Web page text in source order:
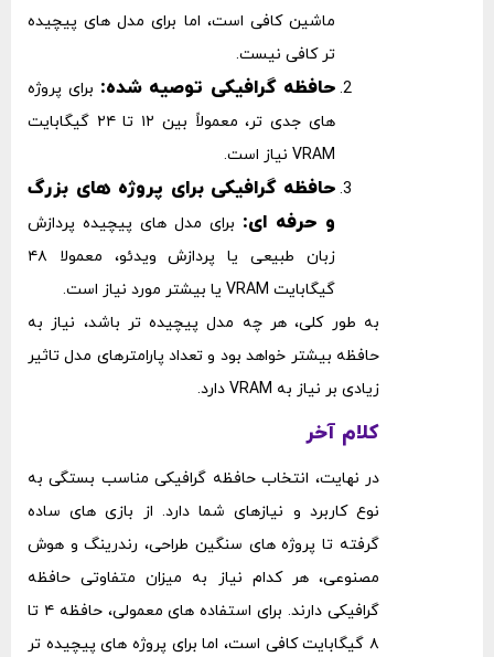
ماشین کافی است، اما برای مدل‌ های پیچیده
‌تر کافی نیست.
حافظه گرافیکی توصیه شده: برای پروژه‌
های جدی ‌تر، معمولاً بین ۱۲ تا ۲۴ گیگابایت
VRAM نیاز است.
حافظه گرافیکی برای پروژه ‌های بزرگ
و حرفه ‌ای: برای مدل ‌های پیچیده پردازش
زبان طبیعی یا پردازش ویدئو، معمولا ۴۸
گیگابایت VRAM یا بیشتر مورد نیاز است.
به طور کلی، هر چه مدل پیچیده‌ تر باشد، نیاز به
حافظه بیشتر خواهد بود و تعداد پارامترهای مدل تاثیر
زیادی بر نیاز به VRAM دارد.
کلام آخر
در نهایت، انتخاب حافظه گرافیکی مناسب بستگی به
نوع کاربرد و نیازهای شما دارد. از بازی‌ های ساده
گرفته تا پروژه‌ های سنگین طراحی، رندرینگ و هوش
مصنوعی، هر کدام نیاز به میزان متفاوتی حافظه
گرافیکی دارند. برای استفاده‌ های معمولی، حافظه ۴ تا
۸ گیگابایت کافی است، اما برای پروژه ‌های پیچیده ‌تر